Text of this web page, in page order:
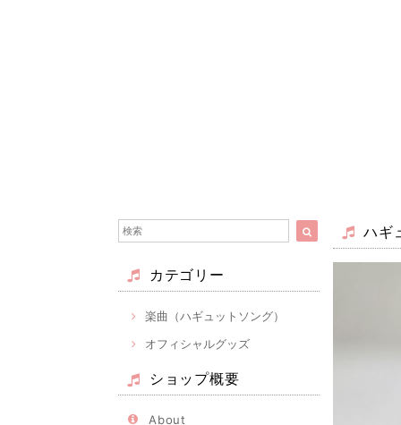
カテゴリー
楽曲（ハギュットソング）
オフィシャルグッズ
ショップ概要
About
ハギ